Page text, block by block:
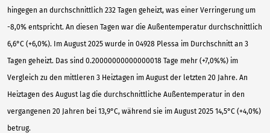
hingegen an durchschnittlich 232 Tagen geheizt, was einer Verringerung um
-8,0% entspricht. An diesen Tagen war die Außentemperatur durchschnittlich
6,6°C (+6,0%). Im August 2025 wurde in 04928 Plessa im Durchschnitt an 3
Tagen geheizt. Das sind 0.20000000000000018 Tage mehr (+7,0%%) im
Vergleich zu den mittleren 3 Heiztagen im August der letzten 20 Jahre. An
Heiztagen des August lag die durchschnittliche Außentemperatur in den
vergangenen 20 Jahren bei 13,9°C, während sie im August 2025 14,5°C (+4,0%)
betrug.